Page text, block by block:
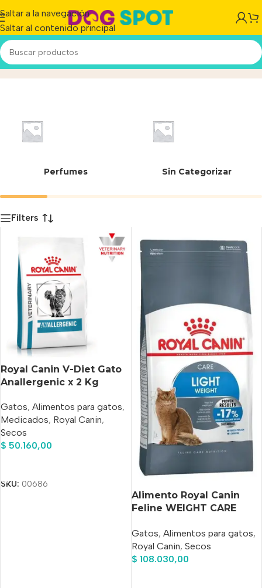
Saltar a la navegación
Saltar al contenido principal
Feline Care NutritionInicio/Producto
Perfumes Sin Categorizar
Filters
Royal Canin V-Diet Gato
Anallergenic x 2 Kg
Gatos, Alimentos para gatos,
Medicados, Royal Canin,
Secos
$ 50.160,00
SKU: 00686
Alimento Royal Canin
Feline WEIGHT CARE
Gatos, Alimentos para gatos,
Royal Canin, Secos
$ 108.030,00